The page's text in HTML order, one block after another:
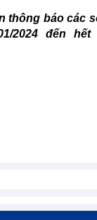
thông báo các
2024 đến hết